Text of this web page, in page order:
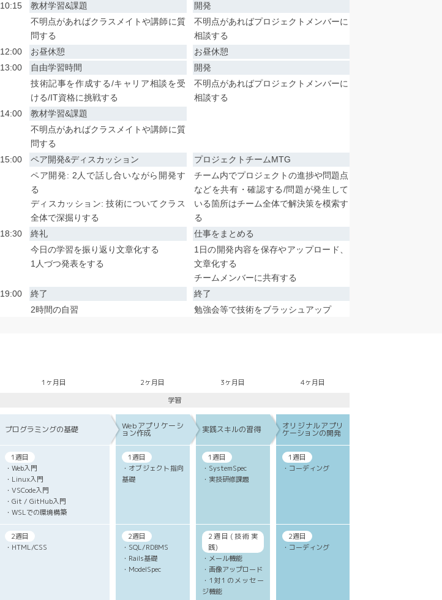
10:15 教材学習&課題
開発
不明点があればクラスメイトや講師に質
問する
不明点があればプロジェクトメンバーに
相談する
12:00
お昼休憩
お昼休憩
13:00
自由学習時間
開発
技術記事を作成する/キャリア相談を受
ける/IT資格に挑戦する
不明点があればプロジェクトメンバーに
相談する
14:00
教材学習&課題
不明点があればクラスメイトや講師に質
問する
15:00
ペア開発&ディスカッション
プロジェクトチームMTG
ペア開発: 2人で話し合いながら開発す
る
ディスカッション: 技術についてクラス
全体で深掘りする
チーム内でプロジェクトの進捗や問題点
などを共有・確認する/問題が発生して
いる箇所はチーム全体で解決策を模索す
る
18:30
終礼
仕事をまとめる
今日の学習を振り返り文章化する
1人づつ発表をする
1日の開発内容を保存やアップロード、
文章化する
チームメンバーに共有する
19:00
終了
終了
2時間の自習
勉強会等で技術をブラッシュアップ
1ヶ月目 2ヶ月目 3ヶ月目
4ヶ月目
学習
プログラミングの基礎 Webアプリケーシ
ョン作成 実践スキルの習得 オリジナルアプリ
ケーションの開発
1週目
・Web入門
・Linux入門
・VSCode入門
・Git / GitHub入門
・WSLでの環境構築
1週目
・オブジェクト指向
基礎
1週目
・SystemSpec
・実技研修課題
1週目
・コーディング
2週目
・HTML/CSS
2週目
・SQL/RDBMS
・Rails基礎
・ModelSpec
2週目(技術実
践)
・メール機能
・画像アップロード
・1対1のメッセー
ジ機能
2週目
・コーディング